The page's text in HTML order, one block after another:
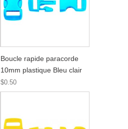
Boucle rapide paracorde
10mm plastique Bleu clair
$0.50